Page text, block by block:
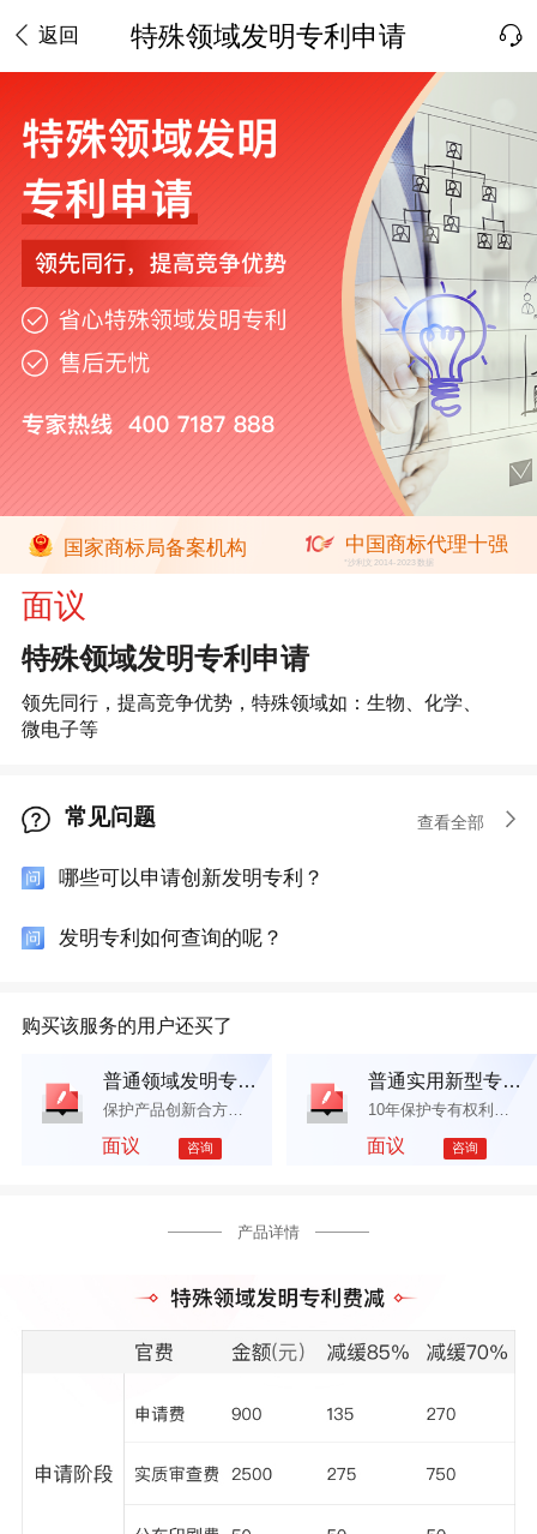
返回 特殊领域发明专利申请
国家商标局备案机构 中国商标代理十强
*沙利文2014-2023数据
面议
特殊领域发明专利申请
领先同行，提高竞争优势，特殊领域如：生物、化学、
微电子等
常见问题 查看全部
哪些可以申请创新发明专利？
发明专利如何查询的呢？
购买该服务的用户还买了
普通领域发明专利申请
保护产品创新合方法创新，普通领域如：机械、计算机等
面议 咨询
普通实用新型专利申请
10年保护专有权利（发明，外观专利权有效期为20年，15年）
面议 咨询
产品详情